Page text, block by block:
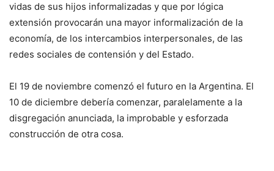
vidas de sus hijos informalizadas y que por lógica
extensión provocarán una mayor informalización de la
economía, de los intercambios interpersonales, de las
redes sociales de contensión y del Estado.
El 19 de noviembre comenzó el futuro en la Argentina. El
10 de diciembre debería comenzar, paralelamente a la
disgregación anunciada, la improbable y esforzada
construcción de otra cosa.